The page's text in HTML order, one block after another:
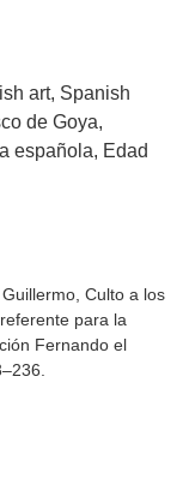
art Spanish
de Goya
española
Edad
Culto a los
para la
Fernando el